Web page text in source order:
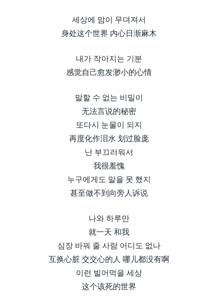
세상에 맘이 무뎌져서
身处这个世界 内心日渐麻木
내가 작아지는 기분
感觉自己愈发渺小的心情
말할 수 없는 비밀이
无法言说的秘密
또다시 눈물이 되지
再度化作泪水 划过脸庞
난 부끄러워서
我很羞愧
누구에게도 말을 못 했지
甚至做不到向旁人诉说
나와 하루만
就一天 和我
심장 바꿔 줄 사람 어디도 없나
互换心脏 交交心的人 哪儿都没有啊
이런 빌어먹을 세상
这个该死的世界